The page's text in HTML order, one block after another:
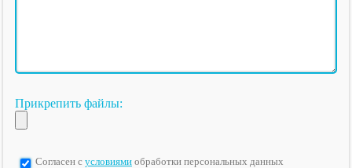
Прикрепить файлы:
Согласен с условиями обработки персональных данных